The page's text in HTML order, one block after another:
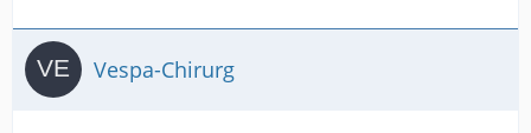
Vespa-Chirurg